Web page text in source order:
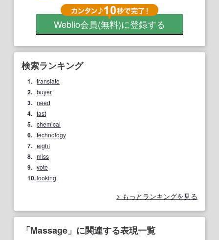
Weblio会員(無料)に登録する
検索ランキング
1. translate
2. buyer
3. need
4. fast
5. chemical
6. technology
7. eight
8. miss
9. vote
10.looking
もっとランキングを見る
「Massage」に関連する表現一覧